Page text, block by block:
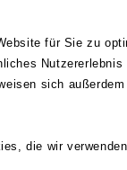
für Sie zu
Nutzererlebnis
sich
die wir